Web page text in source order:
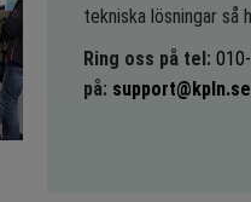
tekniska lösningar så
Ring oss på tel:
på: support@kpln.se